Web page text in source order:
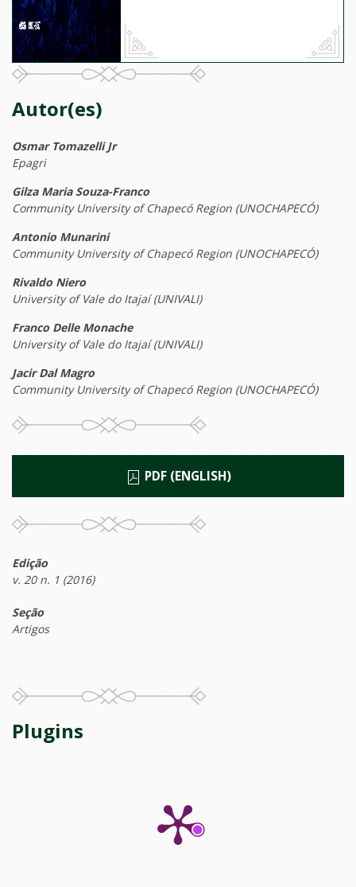
Autor(es)
Osmar Tomazelli Jr
Epagri
Gilza Maria Souza-Franco
Community University of Chapecó Region (UNOCHAPECÓ)
Antonio Munarini
Community University of Chapecó Region (UNOCHAPECÓ)
Rivaldo Niero
University of Vale do Itajaí (UNIVALI)
Franco Delle Monache
University of Vale do Itajaí (UNIVALI)
Jacir Dal Magro
Community University of Chapecó Region (UNOCHAPECÓ)
PDF (ENGLISH)
Edição
v. 20 n. 1 (2016)
Seção
Artigos
Plugins